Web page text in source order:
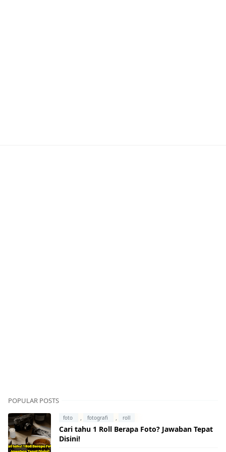
POPULAR POSTS
foto , fotografi , roll
Cari tahu 1 Roll Berapa Foto? Jawaban Tepat
Disini!